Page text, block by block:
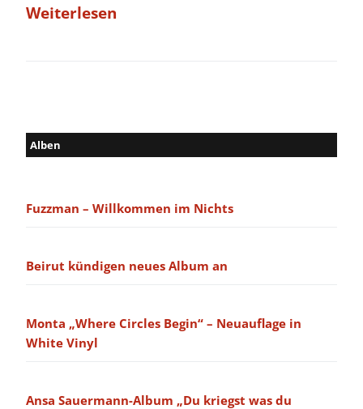
Weiterlesen
Alben
Fuzzman – Willkommen im Nichts
Beirut kündigen neues Album an
Monta „Where Circles Begin“ – Neuauflage in
White Vinyl
Ansa Sauermann-Album „Du kriegst was du